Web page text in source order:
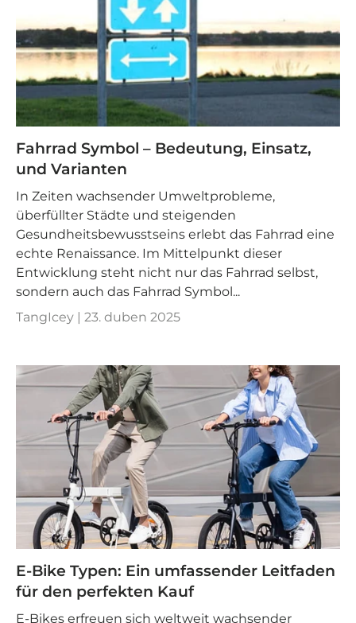
Fahrrad Symbol – Bedeutung, Einsatz,
und Varianten
In Zeiten wachsender Umweltprobleme,
überfüllter Städte und steigenden
Gesundheitsbewusstseins erlebt das Fahrrad eine
echte Renaissance. Im Mittelpunkt dieser
Entwicklung steht nicht nur das Fahrrad selbst,
sondern auch das Fahrrad Symbol...
TangIcey | 23. duben 2025
E-Bike Typen: Ein umfassender Leitfaden
für den perfekten Kauf
E-Bikes erfreuen sich weltweit wachsender